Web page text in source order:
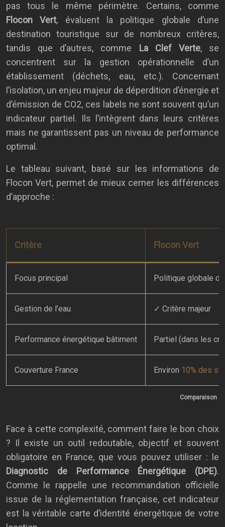
pas tous le même périmètre. Certains, comme
Flocon Vert, évaluent la politique globale d’une
destination touristique sur de nombreux critères,
tandis que d’autres, comme La Clef Verte, se
concentrent sur la gestion opérationnelle d’un
établissement (déchets, eau, etc.). Concernant
l’isolation, un enjeu majeur de déperdition d’énergie et
d’émission de CO2, ces labels ne sont souvent qu’un
indicateur partiel. Ils l’intègrent dans leurs critères
mais ne garantissent pas un niveau de performance
optimal.
Le tableau suivant, basé sur les informations de
Flocon Vert, permet de mieux cerner les différences
d’approche :
Comparaison
Critère Flocon Vert
Focus principal Politique globale
Gestion de l’eau ✓ Critère majeur
Performance énergétique bâtiment Partiel (dans les
Couverture France Environ 10% des
Face à cette complexité, comment faire le bon choix
? Il existe un outil redoutable, objectif et souvent
obligatoire en France, que vous pouvez utiliser : le
Diagnostic de Performance Énergétique (DPE).
Comme le rappelle une recommandation officielle
issue de la réglementation française, cet indicateur
est la véritable carte d’identité énergétique de votre